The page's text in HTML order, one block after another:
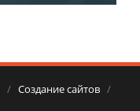
/ Создание сайтов /